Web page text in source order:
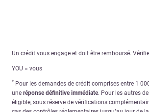
Un crédit vous engage et doit être remboursé.
YOU = vous
* Pour les demandes de crédit comprises entre 1
une réponse définitive immédiate. Pour les autres
éligible, sous réserve de vérifications